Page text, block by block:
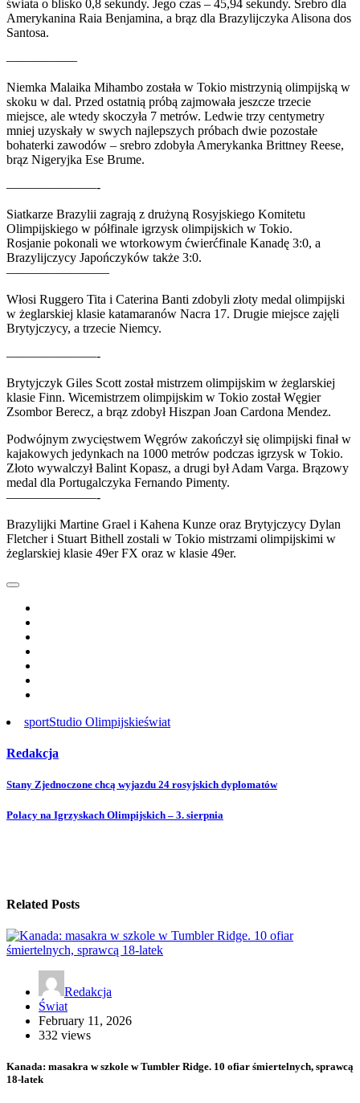
świata o blisko 0,8 sekundy. Jego czas – 45,94 sekundy. Srebro dla
Amerykanina Raia Benjamina, a brąz dla Brazylijczyka Alisona dos
Santosa.
—————–
Niemka Malaika Mihambo została w Tokio mistrzynią olimpijską w
skoku w dal. Przed ostatnią próbą zajmowała jeszcze trzecie
miejsce, ale wtedy skoczyła 7 metrów. Ledwie trzy centymetry
mniej uzyskały w swych najlepszych próbach dwie pozostałe
bohaterki zawodów – srebro zdobyła Amerykanka Brittney Reese,
brąz Nigeryjka Ese Brume.
———————-
Siatkarze Brazylii zagrają z drużyną Rosyjskiego Komitetu
Olimpijskiego w półfinale igrzysk olimpijskich w Tokio.
Rosjanie pokonali we wtorkowym ćwierćfinale Kanadę 3:0, a
Brazylijczycy Japończyków także 3:0.
————————
Włosi Ruggero Tita i Caterina Banti zdobyli złoty medal olimpijski
w żeglarskiej klasie katamaranów Nacra 17. Drugie miejsce zajęli
Brytyjczycy, a trzecie Niemcy.
———————-
Brytyjczyk Giles Scott został mistrzem olimpijskim w żeglarskiej
klasie Finn. Wicemistrzem olimpijskim w Tokio został Węgier
Zsombor Berecz, a brąz zdobył Hiszpan Joan Cardona Mendez.
Podwójnym zwycięstwem Węgrów zakończył się olimpijski finał w
kajakowych jedynkach na 1000 metrów podczas igrzysk w Tokio.
Złoto wywalczył Balint Kopasz, a drugi był Adam Varga. Brązowy
medal dla Portugalczyka Fernando Pimenty.
———————-
Brazylijki Martine Grael i Kahena Kunze oraz Brytyjczycy Dylan
Fletcher i Stuart Bithell zostali w Tokio mistrzami olimpijskimi w
żeglarskiej klasie 49er FX oraz w klasie 49er.
sportStudio Olimpijskieświat
Redakcja
Stany Zjednoczone chcą wyjazdu 24 rosyjskich dyplomatów
Polacy na Igrzyskach Olimpijskich – 3. sierpnia
Related Posts
Redakcja
Świat
February 11, 2026
332 views
Kanada: masakra w szkole w Tumbler Ridge. 10 ofiar śmiertelnych, sprawcą
18-latek